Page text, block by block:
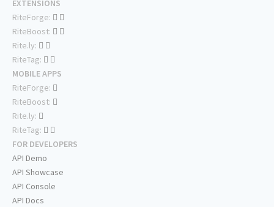
EXTENSIONS
RiteForge:
RiteBoost:
Rite.ly:
RiteTag:
MOBILE APPS
RiteForge:
RiteBoost:
Rite.ly:
RiteTag:
FOR DEVELOPERS
API Demo
API Showcase
API Console
API Docs